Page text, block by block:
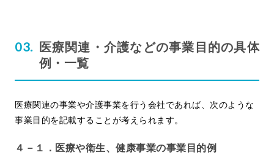
医療関連・介護などの事業目的の具体
例・一覧
医療関連の事業や介護事業を行う会社であれば、次のような
事業目的を記載することが考えられます。
４－１．医療や衛生、健康事業の事業目的例